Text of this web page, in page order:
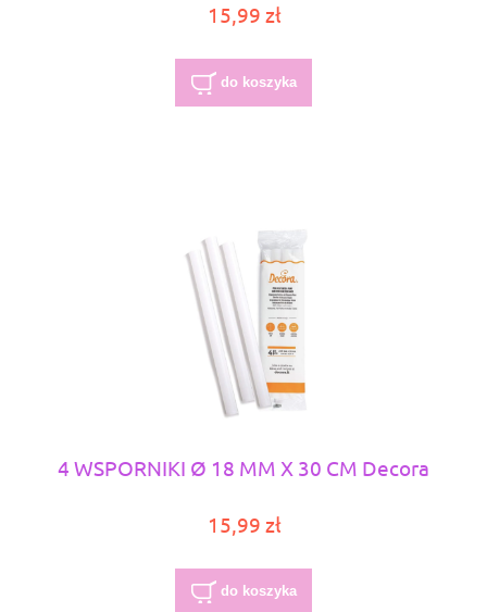
15,99 zł
do koszyka
4 WSPORNIKI Ø 18 MM X 30 CM Decora
15,99 zł
do koszyka